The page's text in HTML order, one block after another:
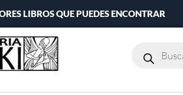
LIBROS QUE PUEDES ENCONTRAR